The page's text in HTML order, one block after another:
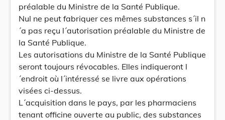
préalable du Ministre de la Santé Publique.
Nul ne peut fabriquer ces mêmes substances s´il n
´a pas reçu l´autorisation préalable du Ministre de
la Santé Publique.
Les autorisations du Ministre de la Santé Publique
seront toujours révocables. Elles indiqueront l
´endroit où l´intéressé se livre aux opérations
visées ci-dessus.
L´acquisition dans le pays, par les pharmaciens
tenant officine ouverte au public, des substances